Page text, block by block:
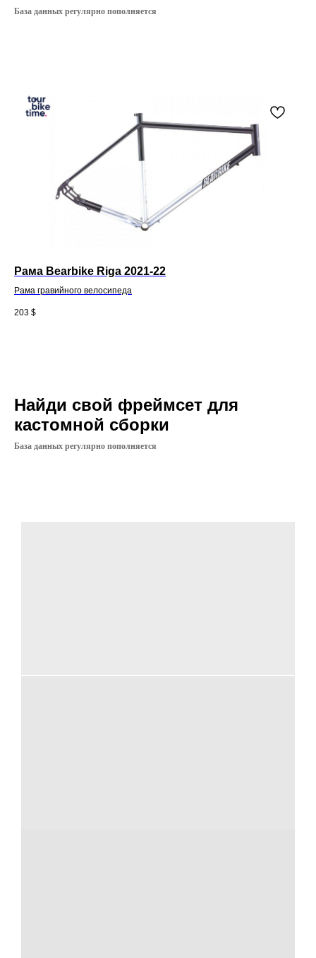
База данных регулярно пополняется
Рама Bearbike Riga 2021-22
Рама гравийного велосипеда
203 $
Найди свой фреймсет для
кастомной сборки
База данных регулярно пополняется